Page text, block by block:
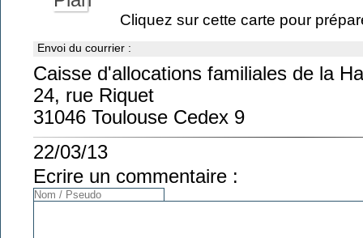
Cliquez sur cette carte pour
Envoi du courrier :
Caisse d'allocations familiales de la
24, rue Riquet
31046 Toulouse Cedex 9
22/03/13
Ecrire un commentaire :